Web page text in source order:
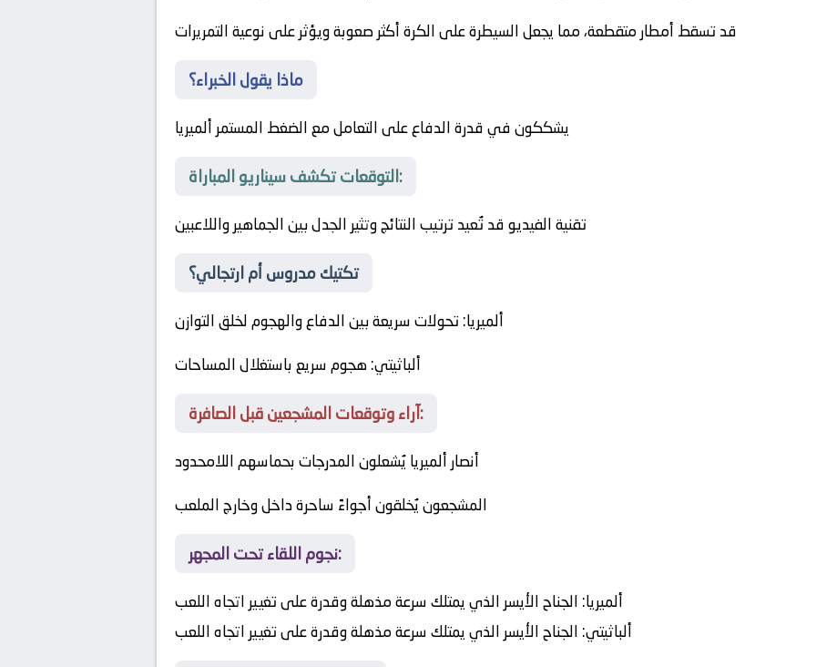
قد تسقط أمطار متقطعة، مما يجعل السيطرة على الكرة أكثر صعوبة ويؤثر على نوعية التمريرات
ماذا يقول الخبراء؟
يشككون في قدرة الدفاع على التعامل مع الضغط المستمر ألميريا
التوقعات تكشف سيناريو المباراة:
تقنية الفيديو قد تُعيد ترتيب النتائج وتثير الجدل بين الجماهير واللاعبين
تكتيك مدروس أم ارتجالي؟
ألميريا: تحولات سريعة بين الدفاع والهجوم لخلق التوازن
ألباثيتي: هجوم سريع باستغلال المساحات
آراء وتوقعات المشجعين قبل الصافرة:
أنصار ألميريا يُشعلون المدرجات بحماسهم اللامحدود
المشجعون يُخلقون أجواءً ساحرة داخل وخارج الملعب
نجوم اللقاء تحت المجهر:
ألميريا: الجناح الأيسر الذي يمتلك سرعة مذهلة وقدرة على تغيير اتجاه اللعب
ألباثيتي: الجناح الأيسر الذي يمتلك سرعة مذهلة وقدرة على تغيير اتجاه اللعب